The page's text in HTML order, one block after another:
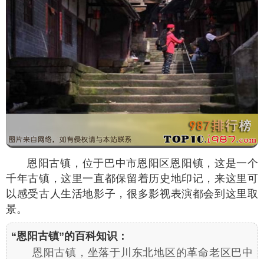
恩阳古镇，位于巴中市恩阳区恩阳镇，这是一个
千年古镇，这里一直都保留着历史地印记，来这里可
以感受古人生活地影子，很多影视表演都会到这里取
景。
“恩阳古镇”的百科知识：
恩阳古镇，坐落于川东北地区的革命老区巴中